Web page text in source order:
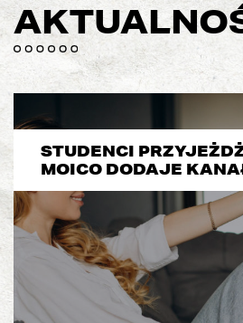
STUDENCI
MOICO DODAJE